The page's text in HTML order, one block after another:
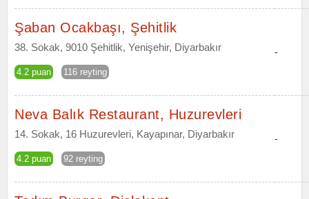
Şaban Ocakbaşı, Şehitlik
38. Sokak, 9010 Şehitlik, Yenişehir, Diyarbakır
4.2 puan 116 reyting
-
Neva Balık Restaurant, Huzurevleri
14. Sokak, 16 Huzurevleri, Kayapınar, Diyarbakır
4.2 puan 92 reyting
-